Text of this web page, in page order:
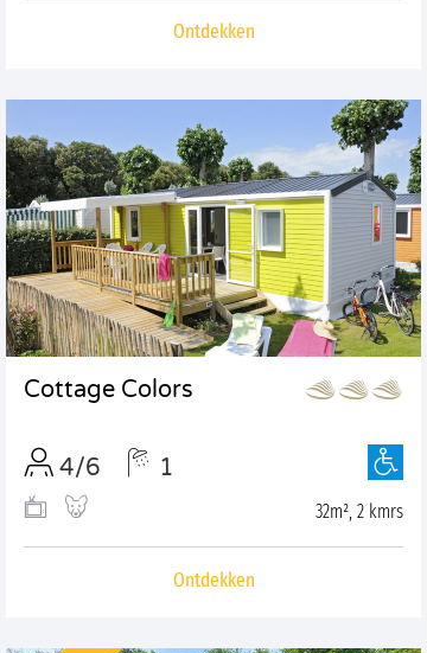
Ontdekken
Cottage Colors
4/6 1
32m², 2 kmrs
Ontdekken